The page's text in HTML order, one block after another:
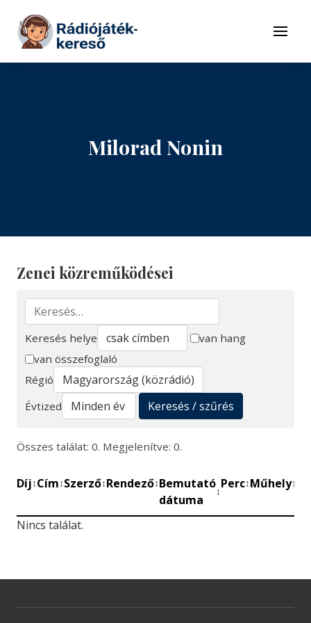
Tovább a tartalomhoz
Menü
Milorad Nonin
Zenei közreműködései
Keresés
Keresés helye
van hang
van összefoglaló
Régió
Évtized
Keresés / szűrés
Összes találat: 0. Megjelenítve: 0.
Díj↕Cím↕Szerző↕Rendező↕Bemutató
dátuma
↕
Perc↕Műhely↕
Nincs találat.